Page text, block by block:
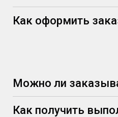
Как оформить
Можно ли
Как получить